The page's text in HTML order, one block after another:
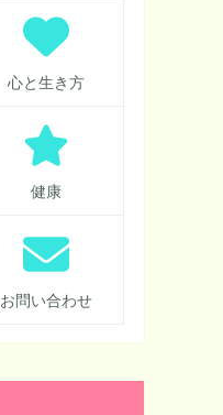
心と生き方
健康
お問い合わせ